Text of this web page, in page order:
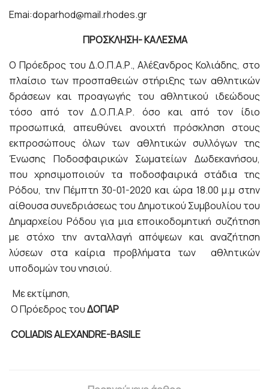
Emai:doparhod@mail.rhodes.gr
ΠΡΟΣΚΛΗΣΗ- ΚΑΛΕΣΜΑ
Ο Πρόεδρος του Δ.Ο.Π.Α.Ρ., Αλέξανδρος Κολιάδης, στο
πλαίσιο των προσπαθειών στήριξης των αθλητικών
δράσεων και προαγωγής του αθλητικού ιδεώδους
τόσο από τον Δ.Ο.Π.Α.Ρ. όσο και από τον ίδιο
προσωπικά, απευθύνει ανοιχτή πρόσκληση στους
εκπροσώπους όλων των αθλητικών συλλόγων της
Ένωσης Ποδοσφαιρικών Σωματείων Δωδεκανήσου,
που χρησιμοποιούν τα ποδοσφαιρικά στάδια της
Ρόδου, την Πέμπτη 30-01-2020 και ώρα 18.00 μ.μ στην
αίθουσα συνεδριάσεως του Δημοτικού Συμβουλίου του
Δημαρχείου Ρόδου για μια εποικοδομητική συζήτηση
με στόχο την ανταλλαγή απόψεων και αναζήτηση
λύσεων στα καίρια προβλήματα των αθλητικών
υποδομών του νησιού.
Με εκτίμηση,
Ο Πρόεδρος τουΔΟΠΑΡ
COLIADISALEXANDRE-BASILE